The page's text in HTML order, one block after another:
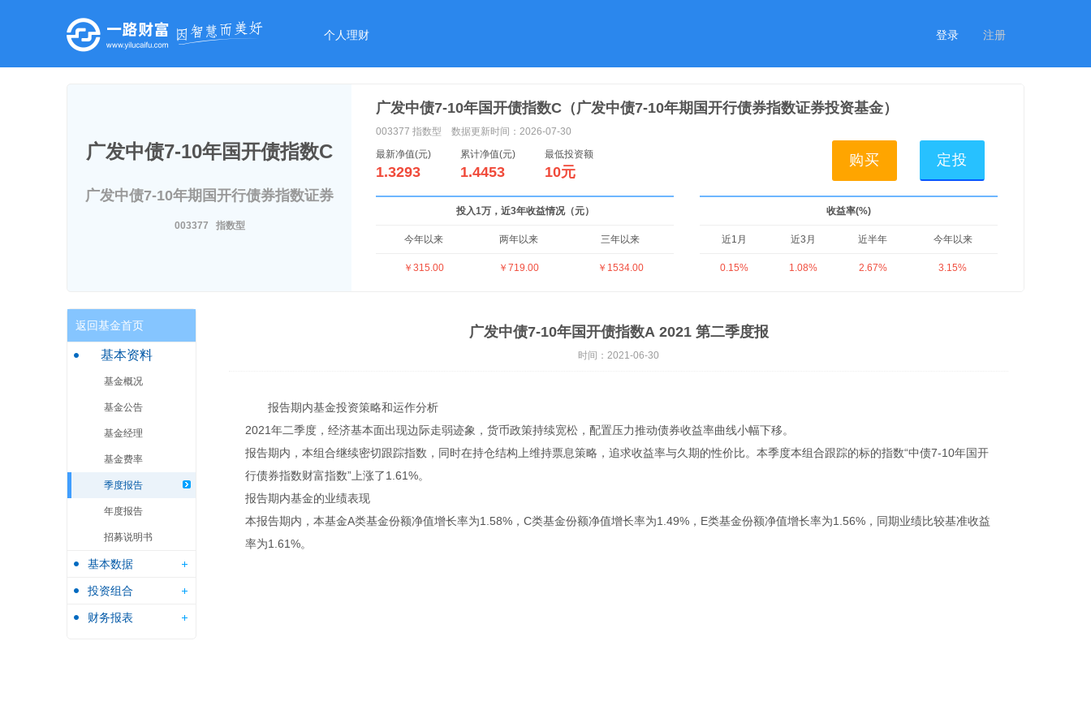
个人理财 登录 注册
广发中债7-10年国开债指数C
广发中债7-10年期国开行债券指数证券
投资基金
003377 指数型
广发中债7-10年国开债指数C（广发中债7-10年期国开行债券指数证券投资基金）
003377 指数型
数据更新时间：2026-07-30
最新净值(元)
累计净值(元) 最低投资额
1.3293 1.4453 10元
购买 定投
投入1万，近3年收益情况（元）
今年以来 两年以来 三年以来
￥315.00 ￥719.00 ￥1534.00
收益率(%)
近1月 近3月 近半年 今年以来
0.15% 1.08% 2.67% 3.15%
返回基金首页
基本资料
基金概况
基金公告
基金经理
基金费率
季度报告
年度报告
招募说明书
基本数据
投资组合
财务报表
广发中债7-10年国开债指数A 2021 第二季度报
时间：2021-06-30
报告期内基金投资策略和运作分析
2021年二季度，经济基本面出现边际走弱迹象，货币政策持续宽松，配置压力推动债券收益率曲线小幅下移。
报告期内，本组合继续密切跟踪指数，同时在持仓结构上维持票息策略，追求收益率与久期的性价比。本季度本组合跟踪的标的指数“中债7-10年国开
行债券指数财富指数”上涨了1.61%。
报告期内基金的业绩表现
本报告期内，本基金A类基金份额净值增长率为1.58%，C类基金份额净值增长率为1.49%，E类基金份额净值增长率为1.56%，同期业绩比较基准收益
率为1.61%。